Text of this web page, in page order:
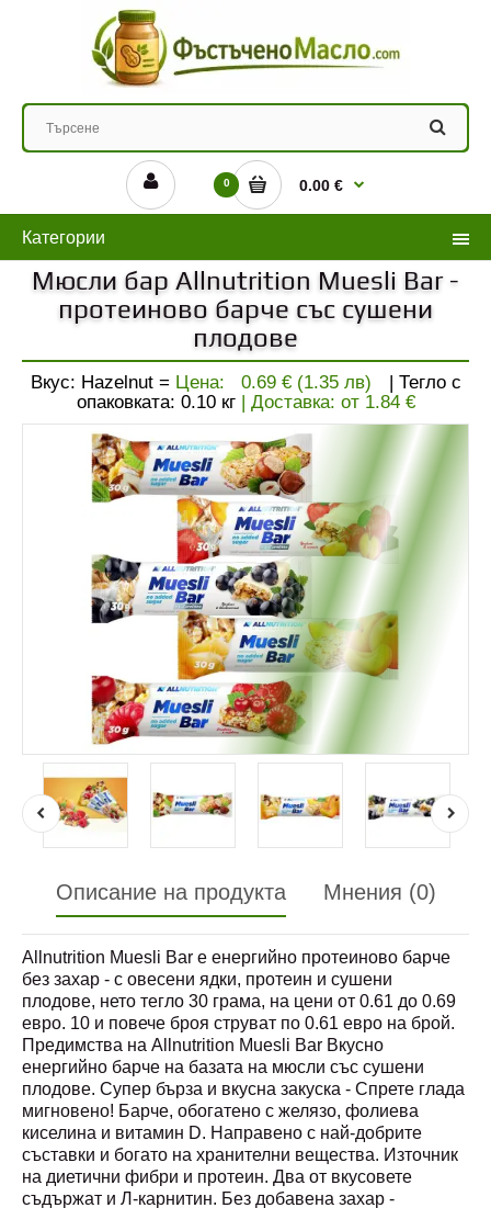
0 0.00 €
Категории
Мюсли бар Allnutrition Muesli Bar -
протеиново барче със сушени
плодове
Вкус: Hazelnut = Цена: 0.69 € (1.35 лв)
| Тегло с
опаковката: 0.10кг | Доставка: от 1.84€
Описание на продукта Мнения (0)
Allnutrition Muesli Bar е енергийно протеиново барче
без захар - с овесени ядки, протеин и сушени
плодове, нето тегло 30 грама, на цени от 0.61 до 0.69
евро. 10 и повече броя струват по 0.61 евро на брой.
Предимства на Allnutrition Muesli Bar Вкусно
енергийно барче на базата на мюсли със сушени
плодове. Супер бърза и вкусна закуска - Спрете глада
мигновено! Барче, обогатено с желязо, фолиева
киселина и витамин D. Направено с най-добрите
съставки и богато на хранителни вещества. Източник
на диетични фибри и протеин. Два от вкусовете
съдържат и Л-карнитин. Без добавена захар -